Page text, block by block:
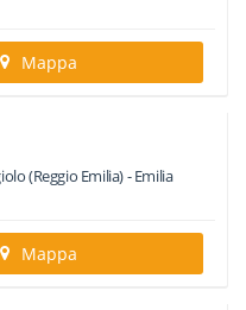
Mappa
(Reggio Emilia) -Emilia
Mappa